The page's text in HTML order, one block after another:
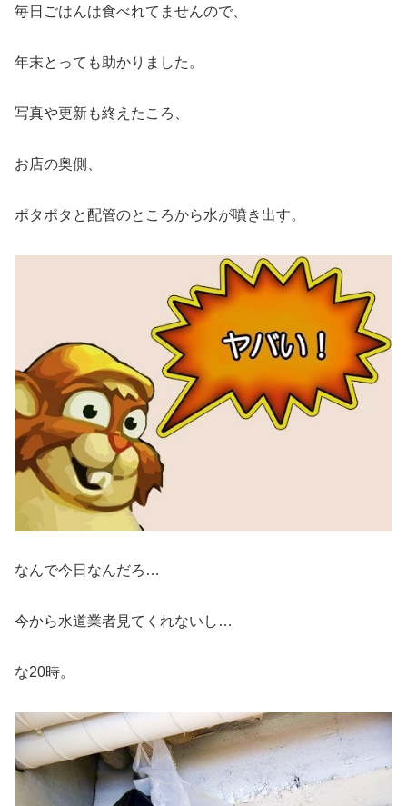
毎日ごはんは食べれてませんので、
年末とっても助かりました。
写真や更新も終えたころ、
お店の奥側、
ポタポタと配管のところから水が噴き出す。
なんで今日なんだろ…
今から水道業者見てくれないし…
な20時。